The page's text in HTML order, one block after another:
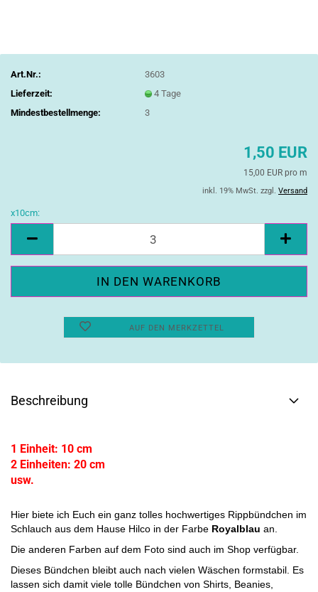
Art.Nr.:
3603
Lieferzeit:
4 Tage
Mindestbestellmenge:
3
1,50 EUR
15,00 EUR pro m
inkl. 19% MwSt. zzgl. Versand
x10cm:
AUF DEN MERKZETTEL
Beschreibung
1 Einheit: 10 cm
2 Einheiten: 20 cm
usw.
Hier biete ich Euch ein ganz tolles hochwertiges Rippbündchen im
Schlauch aus dem Hause Hilco in der Farbe Royalblau an.
Die anderen Farben auf dem Foto sind auch im Shop verfügbar.
Dieses Bündchen bleibt auch nach vielen Wäschen formstabil. Es
lassen sich damit viele tolle Bündchen von Shirts, Beanies,